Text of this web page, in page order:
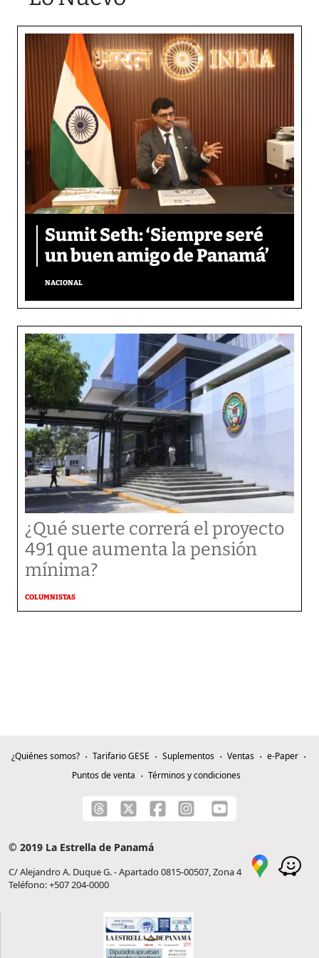
Sumit Seth: ‘Siempre seré
un buen amigo de Panamá’
NACIONAL
¿Qué suerte correrá el proyecto
491 que aumenta la pensión
mínima?
COLUMNISTAS
¿Quiénes somos? Tarifario GESE Suplementos Ventas
e-Paper
Puntos de venta
Términos y condiciones
© 2019 La Estrella de Panamá
C/ Alejandro A. Duque G. - Apartado 0815-00507, Zona 4
Teléfono: +507 204-0000